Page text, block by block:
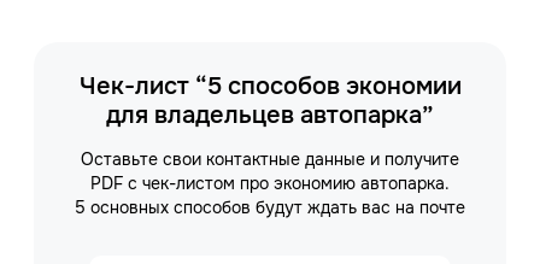
Чек-лист “5 способов экономии
для владельцев автопарка”
Оставьте свои контактные данные и получите
PDF с чек-листом про экономию автопарка.
5 основных способов будут ждать вас на почте